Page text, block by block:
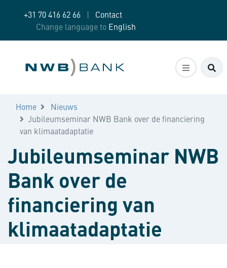
+31 70 416 62 66 |
Contact
Change language to English
Home
Nieuws
Jubileumseminar NWB Bank over de financiering
van klimaatadaptatie
Jubileumseminar NWB
Bank over de
financiering van
klimaatadaptatie